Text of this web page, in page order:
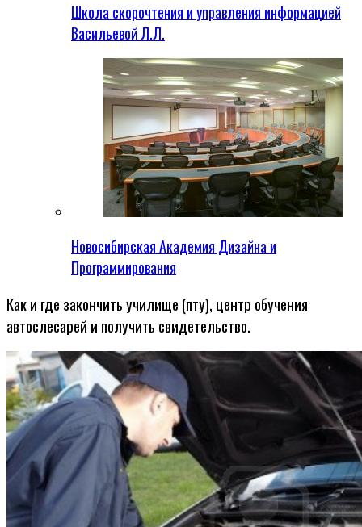
Школа скорочтения и управления информацией
Васильевой Л.Л.
Новосибирская Академия Дизайна и
Программирования
Как и где закончить училище (пту), центр обучения
автослесарей и получить свидетельство.